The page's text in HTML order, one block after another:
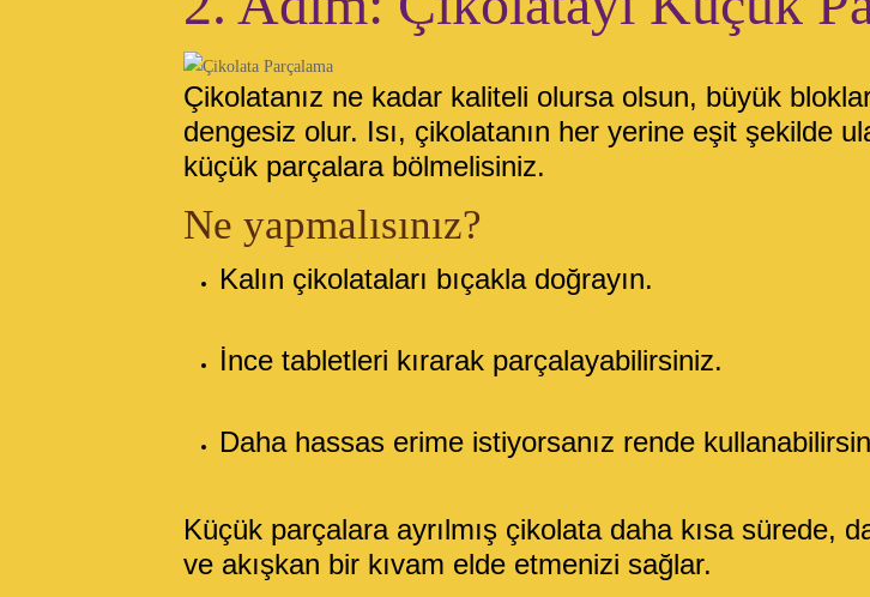
Çikolatanız ne kadar kaliteli olursa olsun, büyük
dengesiz olur. Isı, çikolatanın her yerine eşit şekilde
küçük parçalara bölmelisiniz.
Ne yapmalısınız?
Kalın çikolataları bıçakla doğrayın.
İnce tabletleri kırarak parçalayabilirsiniz.
Daha hassas erime istiyorsanız rende
Küçük parçalara ayrılmış çikolata daha kısa sürede,
ve akışkan bir kıvam elde etmenizi sağlar.